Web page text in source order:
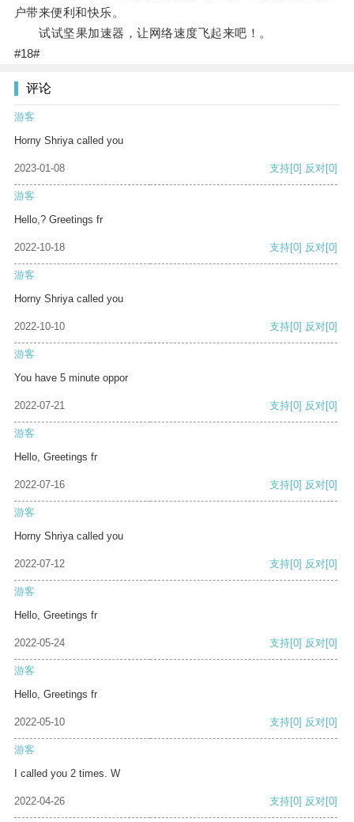
户带来便利和快乐。
试试坚果加速器，让网络速度飞起来吧！。
#18#
评论
游客
Horny Shriya called you
2023-01-08 支持[0] 反对[0]
游客
Hello,? Greetings fr
2022-10-18 支持[0] 反对[0]
游客
Horny Shriya called you
2022-10-10 支持[0] 反对[0]
游客
You have 5 minute oppor
2022-07-21 支持[0] 反对[0]
游客
Hello, Greetings fr
2022-07-16 支持[0] 反对[0]
游客
Horny Shriya called you
2022-07-12 支持[0] 反对[0]
游客
Hello, Greetings fr
2022-05-24 支持[0] 反对[0]
游客
Hello, Greetings fr
2022-05-10 支持[0] 反对[0]
游客
I called you 2 times. W
2022-04-26 支持[0] 反对[0]